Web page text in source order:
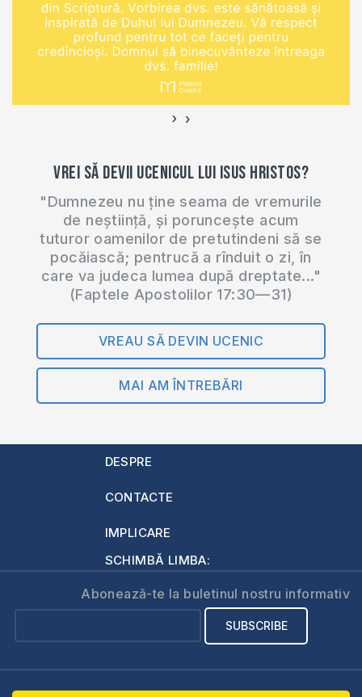
Corinteni. Studiul
acesta îl predau
online (ZOOM) în
20:00. Manualul
‹ ›
Vrei să devii ucenicul lui Isus Hristos?
"Dumnezeu nu ține seama de vremurile
de neștiință, și poruncește acum
tuturor oamenilor de pretutindeni să se
pocăiască; pentrucă a rînduit o zi, în
care va judeca lumea după dreptate..."
(Faptele Apostolilor 17:30—31)
VREAU SĂ DEVIN UCENIC
MAI AM ÎNTREBĂRI
DESPRE
CONTACTE
IMPLICARE
SCHIMBĂ LIMBA:
Abonează-te la buletinul nostru informativ